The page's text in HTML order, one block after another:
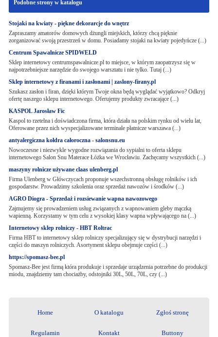
Podobne strony w katalogu
Stojaki na kwiaty - piękne dekorarcje do wnętrz
Zapraszamy amatorów domowych dżungli miejskich, którzy chcą pięknie
zorganizować swoją przestrzeń w domu. Posiadamy stojaki na kwiaty pojedyńcze (...)
Centrum Spawalnicze SPIDWELD
Sklep internetowy centrumspawalnicze.pl to miejsce, w którym zaopatrzysz się w
najpotrzebniejsze narzędzie do swojego warsztatu i nie tylko. Tutaj (...)
Sklep internetowy z firanami i zasłonami | zaslony-firany.pl
Szukasz zasłon i firan, dzięki którym Twoje okna będą wyglądać wyjątkowo? Odkryj
ofertę naszego sklepu internetowego. Oferujemy produkty zwracające (...)
KASPOL Jarosław Fic
Kaspol to rzetelna i doświadczona firma, która działa na polskim rynku od wielu lat,
Oferowane przez nich wyspecjalizowane terminale płatnicze warszawa (...)
antyalergiczna kołdra całoroczna - salonsnu.eu
Nowoczesne i niezwykle wygodne rozwiązania do sypialni to oferta sklepu
internetowego Salon Snu Materace Łóżka we Wrocławiu. Zachęcamy wszystkich (...)
maszyny rolnicze używane claas ulenberg.pl
Firma Ulenberg w Główczycach proponuje wszechstronną obsługę rolników i ich
gospodarstw. Prowadzimy szkolenia oraz sprzedaż nawozów i środków (...)
AGRO Diogra - Sprzedaż i rozsiewanie wapna nawozowego
Zajmujemy się prowadzeniem usług związanych z wapnowaniem gleby mączką
wapienną. Korzystamy w tym celu z wysokiej klasy wapna wpływającego na (...)
Internetowy sklep rolniczy - HBT Roltrac
Firma HBT to internetowy sklep rolniczy specjalizujący się w dystrybucji narzędzi i
części do maszyn rolniczych. Asortyment sklepu obejmuje części (...)
https://spomasz-bee.pl
Spomasz-Bee jest firmą która produkuje i sprzedaje urządzenia potrzebne do produkcji
miodu, znajdziemy tam chociażby, odstojniki 30L, 50L, 70L, czy (...)
Home O katalogu Zgłoś stronę
Regulamin Kontakt Buttony